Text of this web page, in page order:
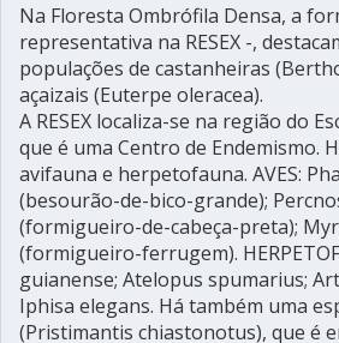
Na Floresta Ombrófila Densa, a
representativa na RESEX -,
populações de castanheiras
açaizais (Euterpe oleracea).
A RESEX localiza-se na região do
que é uma Centro de Endemismo.
avifauna e herpetofauna. AVES:
(besourão-de-bico-grande);
(formigueiro-de-cabeça-preta);
(formigueiro-ferrugem).
guianense; Atelopus spumarius;
Iphisa elegans. Há também uma
(Pristimantis chiastonotus), que é